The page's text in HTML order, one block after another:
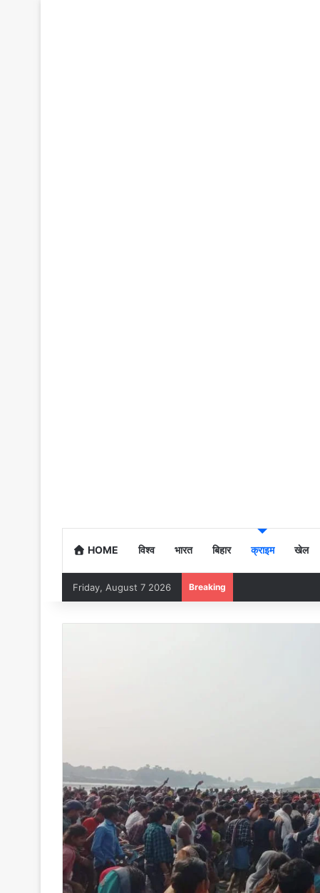
HOME विश्व भारत बिहार क्राइम खेल
Friday, August 7 2026 Breaking